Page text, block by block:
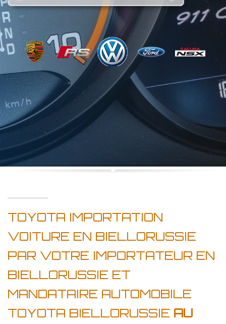
TOYOTA IMPORTATION
VOITURE EN BIELLORUSSIE
PAR VOTRE IMPORTATEUR EN
BIELLORUSSIE ET
MANDATAIRE AUTOMOBILE
TOYOTA BIELLORUSSIE AU